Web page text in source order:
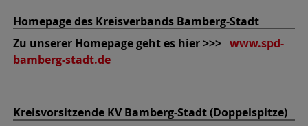
Homepage des Kreisverbands Bamberg-Stadt
Zu unserer Homepage geht es hier >>> www.spd-
bamberg-stadt.de
Kreisvorsitzende KV Bamberg-Stadt (Doppelspitze)